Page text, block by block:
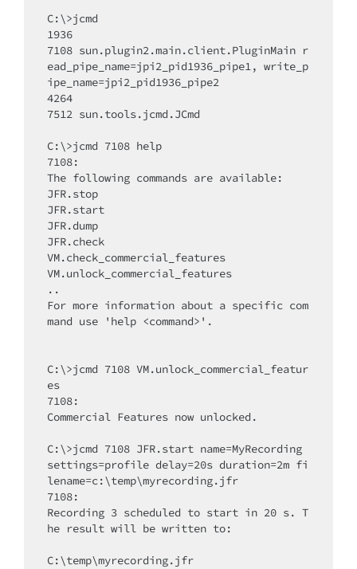
C:\>jcmd
1936
7108 sun.plugin2.main.client.PluginMain r
ead_pipe_name=jpi2_pid1936_pipe1, write_p
ipe_name=jpi2_pid1936_pipe2
4264
7512 sun.tools.jcmd.JCmd
C:\>jcmd 7108 help
7108:
The following commands are available:
JFR.stop
JFR.start
JFR.dump
JFR.check
VM.check_commercial_features
VM.unlock_commercial_features
..
For more information about a specific com
mand use 'help <command>'.
C:\>jcmd 7108 VM.unlock_commercial_featur
es
7108:
Commercial Features now unlocked.
C:\>jcmd 7108 JFR.start name=MyRecording
settings=profile delay=20s duration=2m fi
lename=c:\temp\myrecording.jfr
7108:
Recording 3 scheduled to start in 20 s. T
he result will be written to:
C:\temp\myrecording.jfr